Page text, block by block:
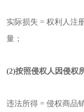
实际损失 = 权利人注
量；
(2)按照侵权人因侵权
违法所得 = 侵权商品